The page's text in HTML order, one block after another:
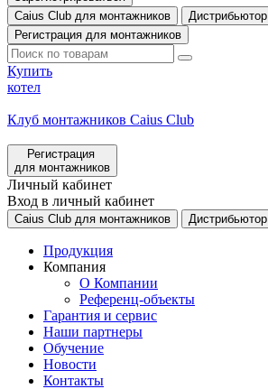
Caius Club для монтажников
Дистрибьютор
Регистрация для монтажников
Купить
котел
Клуб монтажников Caius Club
Регистрация
для монтажников
Личный кабинет
Вход в личный кабинет
Caius Club для монтажников Дистрибьютор
Продукция
Компания
О Компании
Референц-объекты
Гарантия и сервис
Наши партнеры
Обучение
Новости
Контакты